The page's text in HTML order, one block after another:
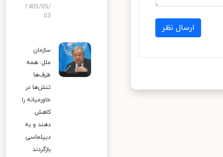
ارسال نظر
1405/05/
03
سازمان
ملل: همه
طرف‌ها
تنش‌ها در
خاورمیانه را
کاهش
دهند و به
دیپلماسی
بازگردند